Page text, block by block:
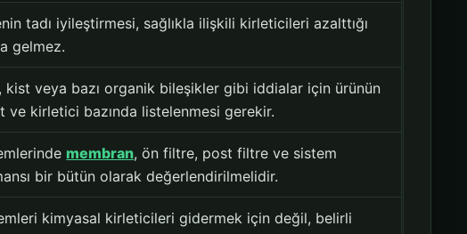
tadı iyileştirmesi, sağlıkla ilişkili kirleticileri azalttığı
gelmez.
, kist veya bazı organik bileşikler gibi iddialar için ürünün
ve kirletici bazında listelenmesi gerekir.
membran, ön filtre, post filtre ve sistem
bir bütün olarak değerlendirilmelidir.
kimyasal kirleticileri gidermek için değil, belirli